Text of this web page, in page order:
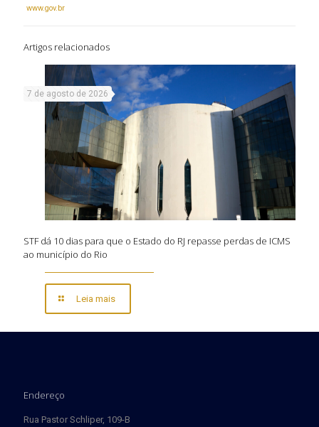
www.gov.br
Artigos relacionados
7 de agosto de 2026
STF dá 10 dias para que o Estado do RJ repasse perdas de ICMS
ao município do Rio
Leia mais
Endereço
Rua Pastor Schliper, 109-B